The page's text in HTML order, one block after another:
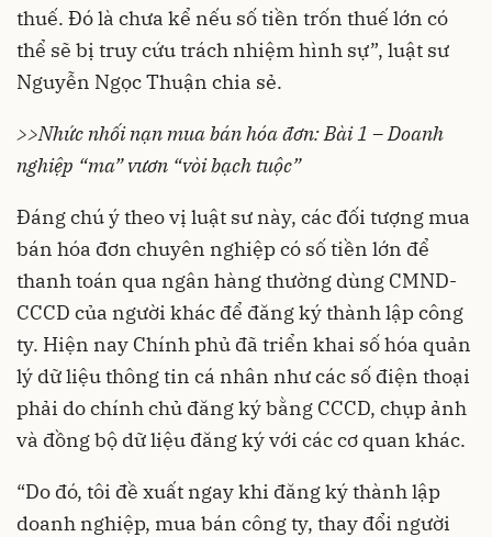
thuế. Đó là chưa kể nếu số tiền trốn thuế lớn có
thể sẽ bị truy cứu trách nhiệm hình sự”, luật sư
Nguyễn Ngọc Thuận chia sẻ.
>>Nhức nhối nạn mua bán hóa đơn: Bài 1 – Doanh
nghiệp “ma” vươn “vòi bạch tuộc”
Đáng chú ý theo vị luật sư này, các đối tượng mua
bán hóa đơn chuyên nghiệp có số tiền lớn để
thanh toán qua ngân hàng thường dùng CMND-
CCCD của người khác để đăng ký thành lập công
ty. Hiện nay Chính phủ đã triển khai số hóa quản
lý dữ liệu thông tin cá nhân như các số điện thoại
phải do chính chủ đăng ký bằng CCCD, chụp ảnh
và đồng bộ dữ liệu đăng ký với các cơ quan khác.
“Do đó, tôi đề xuất ngay khi đăng ký thành lập
doanh nghiệp, mua bán công ty, thay đổi người